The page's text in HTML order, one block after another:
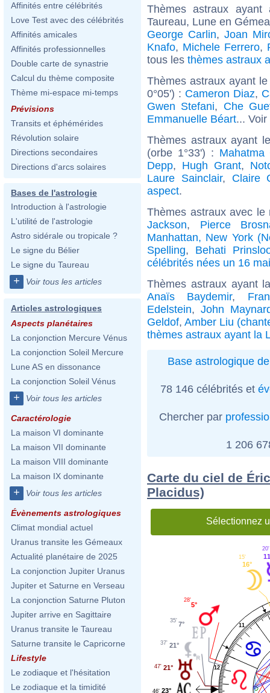
Affinités entre célébrités
Love Test avec des célébrités
Affinités amicales
Affinités professionnelles
Double carte de synastrie
Calcul du thème composite
Thème mi-espace mi-temps
Prévisions
Transits et éphémérides
Révolution solaire
Directions secondaires
Directions d'arcs solaires
Bases de l'astrologie
Introduction à l'astrologie
L'utilité de l'astrologie
Astro sidérale ou tropicale ?
Le signe du Bélier
Le signe du Taureau
+ Voir tous les articles
Articles astrologiques
Aspects planétaires
La conjonction Mercure Vénus
La conjonction Soleil Mercure
Lune AS en dissonance
La conjonction Soleil Vénus
+ Voir tous les articles
Caractérologie
La maison VI dominante
La maison VII dominante
La maison VIII dominante
La maison IX dominante
+ Voir tous les articles
Évènements astrologiques
Climat mondial actuel
Uranus transite les Gémeaux
Actualité planétaire de 2025
La conjonction Jupiter Uranus
Jupiter et Saturne en Verseau
La conjonction Saturne Pluton
Jupiter arrive en Sagittaire
Uranus transite le Taureau
Saturne transite le Capricorne
Lifestyle
Le zodiaque et l'hésitation
Le zodiaque et la timidité
Thèmes astraux
Taureau, Lune en
George Carlin,Joan
Knafo, Michele Ferrero,
tous les thèmes astraux
Thèmes astraux ayant
0°05') : Cameron Diaz,
Gwen Stefani, Che
Emmanuelle Béart...
Thèmes astraux ayant
(orbe 1°33') : Mahatma
Depp, Hugh Grant,
Laure Sainclair, Claire
aspect.
Thèmes astraux avec
Jackson, Pierce
Manhattan, New York
Spelling, Behati
célébrités nées un 16 mai
Thèmes astraux ayant
Anaïs Baydemir,
Edelstein, John
Geldof,Amber Liu
thèmes astraux ayant la
Base astrologique
78 146 célébrités et
Chercher par
1 206
Carte du ciel de
Placidus)
Sélectionnez
11
12
20'
16°
15'
5°
28'
7°
35'
21°
37'
21°
47'
23°
46'